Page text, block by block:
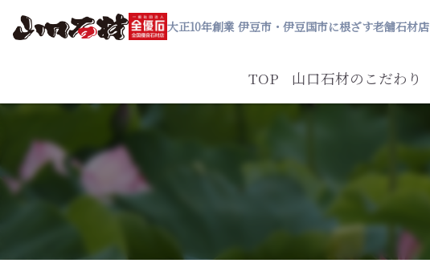
大正10年創業 伊豆市・伊豆国市に根ざす老舗石材店
TOP 山口石材のこだわり